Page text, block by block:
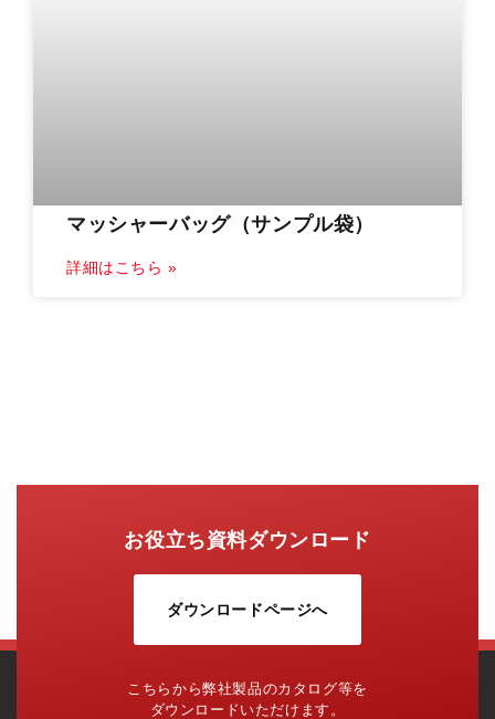
マッシャーバッグ（サンプル袋）
詳細はこちら »
お役立ち資料ダウンロード
ダウンロードページへ
こちらから弊社製品のカタログ等を
ダウンロードいただけます。